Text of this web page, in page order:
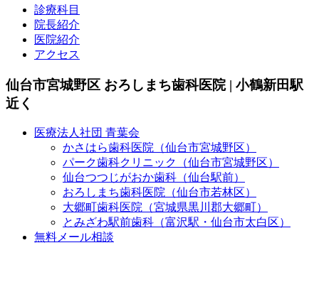
診療科目
院長紹介
医院紹介
アクセス
仙台市宮城野区 おろしまち歯科医院 | 小鶴新田駅
近く
医療法人社団 青葉会
かさはら歯科医院（仙台市宮城野区）
パーク歯科クリニック（仙台市宮城野区）
仙台つつじがおか歯科（仙台駅前）
おろしまち歯科医院（仙台市若林区）
大郷町歯科医院（宮城県黒川郡大郷町）
とみざわ駅前歯科（富沢駅・仙台市太白区）
無料メール相談